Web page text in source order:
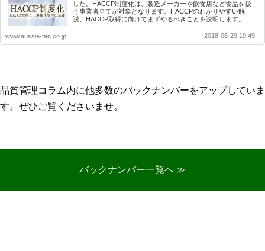
した。HACCP制度化は、製造メーカーや飲食店など食品を扱
う事業者全てが対象となります。HACCPのわかりやすい解
説、HACCP取得に向けてまずやるべきことを説明します。
www.aussie-fan.co.jp 2018-06-29 19:49
品質管理コラム内に他多数のバックナンバーをアップしていま
す。ぜひご覧くださいませ。
バックナンバー一覧へ ≫